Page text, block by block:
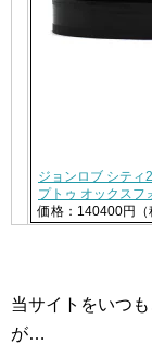
ジョンロブ シティ
プトゥ オックスフ
価格：140400円
当サイトをいつ
が…